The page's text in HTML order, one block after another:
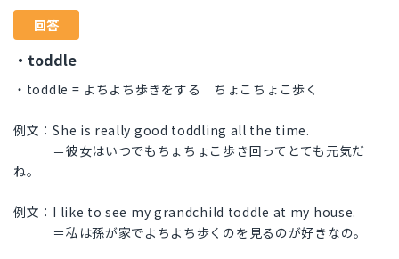
回答
・toddle
・toddle = よちよち歩きをする ちょこちょこ歩く
例文：She is really good toddling all the time.
＝彼女はいつでもちょちょこ歩き回ってとても元気だ
ね。
例文：I like to see my grandchild toddle at my house.
＝私は孫が家でよちよち歩くのを見るのが好きなの。